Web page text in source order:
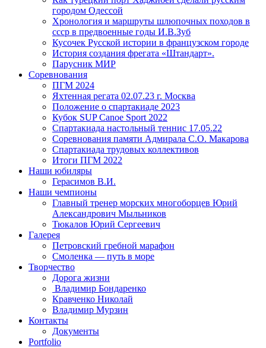
городом Одессой
Хронология и маршруты шлюпочных походов в
ссср в предвоенные годы И.В.Зуб
Кусочек Русской истории в французском городе
История создания фрегата «Штандарт».
Парусник МИР
Соревнования
ПГМ 2024
Яхтенная регата 02.07.23 г. Москва
Положение о спартакиаде 2023
Кубок SUP Canoe Sport 2022
Спартакиада настольный теннис 17.05.22
Соревнования памяти Адмирала С.О. Макарова
Спартакиада трудовых коллективов
Итоги ПГМ 2022
Наши юбиляры
Герасимов В.И.
Наши чемпионы
Главный тренер морских многоборцев Юрий
Александрович Мыльников
Тюкалов Юрий Сергеевич
Галерея
Петровский гребной марафон
Смоленка — путь в море
Творчество
Дорога жизни
Владимир Бондаренко
Кравченко Николай
Владимир Мурзин
Контакты
Документы
Portfolio